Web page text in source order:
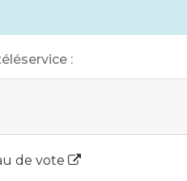
:
de vote